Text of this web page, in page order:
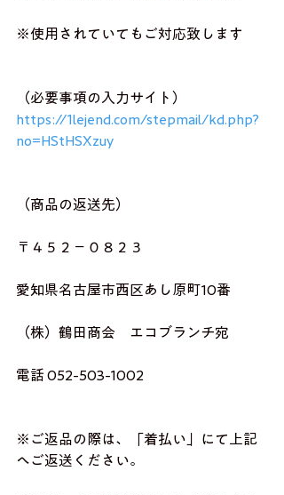
※使用されていてもご対応致します
（必要事項の入力サイト）
https://1lejend.com/stepmail/kd.php?
no=HStHSXzuy
（商品の返送先）
〒４５２－０８２３
愛知県名古屋市西区あし原町10番
（株）鶴田商会　エコブランチ宛
電話 052-503-1002
※ご返品の際は、「着払い」にて上記
へご返送ください。